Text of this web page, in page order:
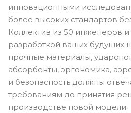
инновационными
более высоких стандартов
Коллектив из 50 инженеров
разработкой ваших будущих
прочные материалы,
абсорбенты, эргономика,
и безопасность должны
требованиям до принятия
производстве новой модели.